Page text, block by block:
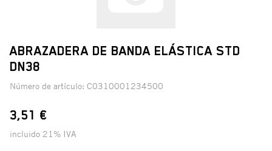
ABRAZADERA DE BANDA ELÁSTICA STD
DN38
Número de artículo: C0310001234500
3,51 €
incluido 21% IVA